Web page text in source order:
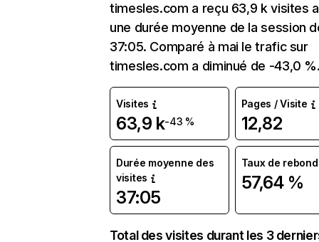
timesles.com a reçu 63,9 k visites
une durée moyenne de la session
37:05. Comparé à mai le trafic sur
timesles.com a diminué de -43,0
Visites
63,9 k-43 %
Pages / Visite
12,82
Durée moyenne des
visites
37:05
Taux de rebond
57,64 %
Total des visites durant les 3